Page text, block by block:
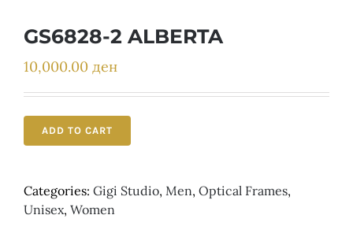
GS6828-2 ALBERTA
10,000.00 ден
ADD TO CART
Categories: Gigi Studio, Men, Optical Frames,
Unisex, Women